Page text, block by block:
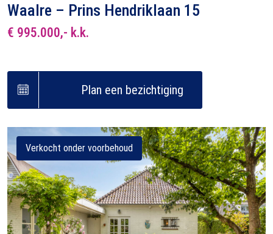
Waalre – Prins Hendriklaan 15
€ 995.000,- k.k.
Plan een bezichtiging
Verkocht onder voorbehoud